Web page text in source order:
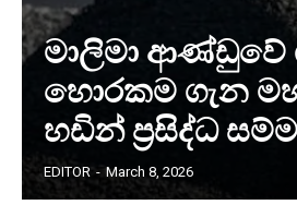
මාලිමා ආණ්ඩුවේ
හොරකම ගැන
හඩින් ප්‍රසිද්ධ
EDITOR - March 8, 2026